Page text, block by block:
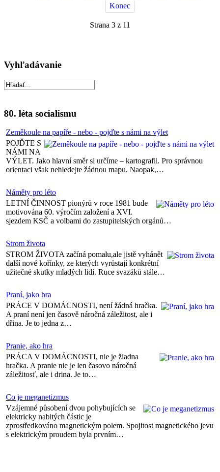
Konec
Strana 3 z 11
Vyhľadávanie
80. léta socialismu
Zeměkoule na papíře - nebo - pojďte s námi na výlet
POJĎTE S
NÁMI NA
VÝLET. Jako hlavní směr si určíme – kartografii. Pro správnou
orientaci však nehledejte žádnou mapu. Naopak,…
Náměty pro léto
LETNÍ ČINNOST pionýrů v roce 1981 bude
motivována 60. výročím založení a XVI.
sjezdem KSČ a volbami do zastupitelských orgánů…
Strom života
STROM ŽIVOTA začíná pomalu,ale jistě vyhánět
další nové kořínky, ze kterých vyrůstají konkrétní
užitečné skutky mladých lidí. Ruce svazáků stále…
Praní, jako hra
PRÁCE V DOMÁCNOSTI, není žádná hračka.
A praní není jen časově náročná záležitost, ale i
dřina. Je to jedna z…
Pranie, ako hra
PRÁCA V DOMÁCNOSTI, nie je žiadna
hračka. A pranie nie je len časovo náročná
záležitosť, ale i drina. Je to…
Co je meganetizmus
Vzájemné působení dvou pohybujících se
elektricky nabitých částic je
zprostředkováno magnetickým polem. Spojitost magnetického jevu
s elektrickým proudem byla prvním…